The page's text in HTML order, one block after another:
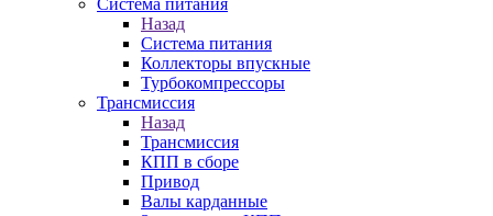
Система питания
Назад
Система питания
Коллекторы впускные
Турбокомпрессоры
Трансмиссия
Назад
Трансмиссия
КПП в сборе
Привод
Валы карданные